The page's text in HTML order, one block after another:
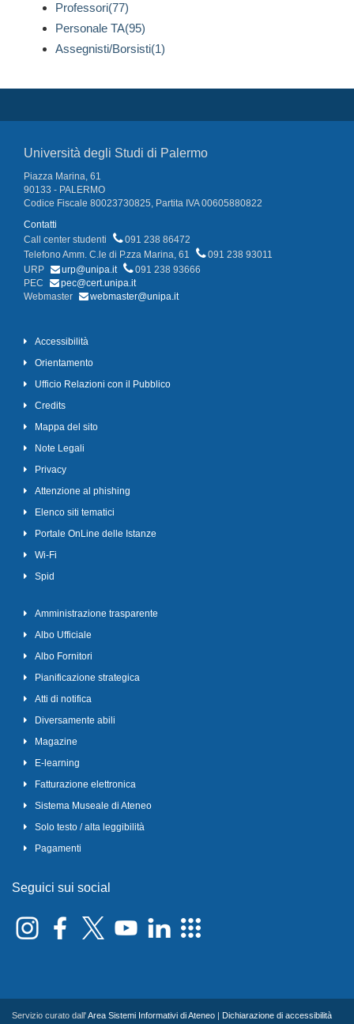
Professori(77)
Personale TA(95)
Assegnisti/Borsisti(1)
Università degli Studi di Palermo
Piazza Marina, 61
90133 - PALERMO
Codice Fiscale 80023730825, Partita IVA 00605880822
Contatti
Call center studenti
091 238 86472
Telefono Amm. C.le di P.zza Marina, 61
091 238 93011
URP
urp@unipa.it
091 238 93666
PEC
pec@cert.unipa.it
Webmaster
webmaster@unipa.it
Accessibilità
Orientamento
Ufficio Relazioni con il Pubblico
Credits
Mappa del sito
Note Legali
Privacy
Attenzione al phishing
Elenco siti tematici
Portale OnLine delle Istanze
Wi-Fi
Spid
Amministrazione trasparente
Albo Ufficiale
Albo Fornitori
Pianificazione strategica
Atti di notifica
Diversamente abili
Magazine
E-learning
Fatturazione elettronica
Sistema Museale di Ateneo
Solo testo / alta leggibilità
Pagamenti
Seguici sui social
Servizio curato dall'Area Sistemi Informativi di Ateneo Dichiarazione di accessibilità